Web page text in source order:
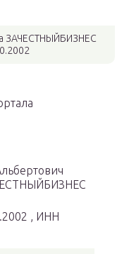
ЗАЧЕСТНЫЙБИЗНЕС
, ИНН